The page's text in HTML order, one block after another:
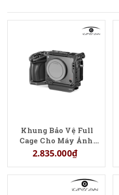
Khung Bảo Vệ Full
Cage Cho Máy Ảnh
Sony FX5
2.835.000₫